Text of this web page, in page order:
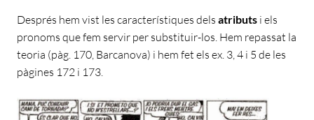
Després hem vist les característiques dels atributs i els
pronoms que fem servir per substituir-los. Hem repassat la
teoria (pàg. 170, Barcanova) i hem fet els ex. 3, 4 i 5 de les
pàgines 172 i 173.